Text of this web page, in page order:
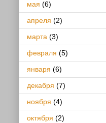
мая (6)
апреля (2)
марта (3)
февраля (5)
января (6)
декабря (7)
ноября (4)
октября (2)